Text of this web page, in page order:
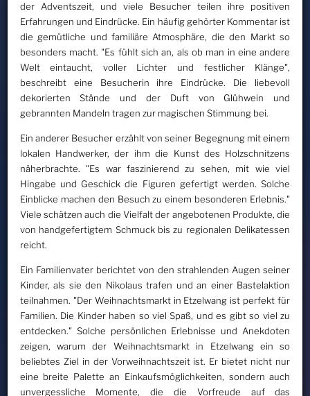
der Adventszeit, und viele Besucher teilen ihre positiven
Erfahrungen und Eindrücke. Ein häufig gehörter Kommentar ist
die gemütliche und familiäre Atmosphäre, die den Markt so
besonders macht. "Es fühlt sich an, als ob man in eine andere
Welt eintaucht, voller Lichter und festlicher Klänge",
beschreibt eine Besucherin ihre Eindrücke. Die liebevoll
dekorierten Stände und der Duft von Glühwein und
gebrannten Mandeln tragen zur magischen Stimmung bei.
Ein anderer Besucher erzählt von seiner Begegnung mit einem
lokalen Handwerker, der ihm die Kunst des Holzschnitzens
näherbrachte. "Es war faszinierend zu sehen, mit wie viel
Hingabe und Geschick die Figuren gefertigt werden. Solche
Einblicke machen den Besuch zu einem besonderen Erlebnis."
Viele schätzen auch die Vielfalt der angebotenen Produkte, die
von handgefertigtem Schmuck bis zu regionalen Delikatessen
reicht.
Ein Familienvater berichtet von den strahlenden Augen seiner
Kinder, als sie den Nikolaus trafen und an einer Bastelaktion
teilnahmen. "Der Weihnachtsmarkt in Etzelwang ist perfekt für
Familien. Die Kinder haben so viel Spaß, und es gibt so viel zu
entdecken." Solche persönlichen Erlebnisse und Anekdoten
zeigen, warum der Weihnachtsmarkt in Etzelwang ein so
beliebtes Ziel in der Vorweihnachtszeit ist. Er bietet nicht nur
eine breite Palette an Einkaufsmöglichkeiten, sondern auch
unvergessliche Momente, die die Vorfreude auf das